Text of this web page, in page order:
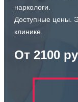
наркологи.
Доступные цены.
клинике.
От 2100